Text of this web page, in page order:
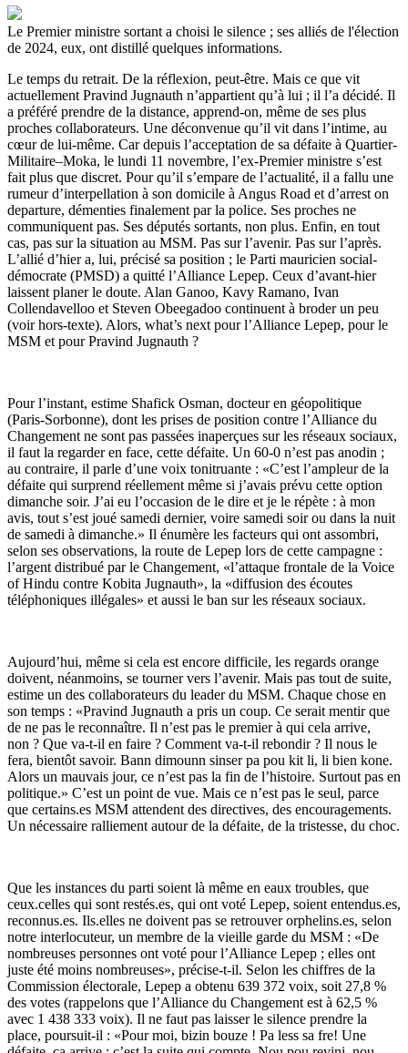
Le Premier ministre sortant a choisi le silence ; ses alliés de l'élection
de 2024, eux, ont distillé quelques informations.
Le temps du retrait. De la réflexion, peut-être. Mais ce que vit
actuellement Pravind Jugnauth n’appartient qu’à lui ; il l’a décidé. Il
a préféré prendre de la distance, apprend-on, même de ses plus
proches collaborateurs. Une déconvenue qu’il vit dans l’intime, au
cœur de lui-même. Car depuis l’acceptation de sa défaite à Quartier-
Militaire–Moka, le lundi 11 novembre, l’ex-Premier ministre s’est
fait plus que discret. Pour qu’il s’empare de l’actualité, il a fallu une
rumeur d’interpellation à son domicile à Angus Road et d’arrest on
departure, démenties finalement par la police. Ses proches ne
communiquent pas. Ses députés sortants, non plus. Enfin, en tout
cas, pas sur la situation au MSM. Pas sur l’avenir. Pas sur l’après.
L’allié d’hier a, lui, précisé sa position ; le Parti mauricien social-
démocrate (PMSD) a quitté l’Alliance Lepep. Ceux d’avant-hier
laissent planer le doute. Alan Ganoo, Kavy Ramano, Ivan
Collendavelloo et Steven Obeegadoo continuent à broder un peu
(voir hors-texte). Alors, what’s next pour l’Alliance Lepep, pour le
MSM et pour Pravind Jugnauth ?
Pour l’instant, estime Shafick Osman, docteur en géopolitique
(Paris-Sorbonne), dont les prises de position contre l’Alliance du
Changement ne sont pas passées inaperçues sur les réseaux sociaux,
il faut la regarder en face, cette défaite. Un 60-0 n’est pas anodin ;
au contraire, il parle d’une voix tonitruante : «C’est l’ampleur de la
défaite qui surprend réellement même si j’avais prévu cette option
dimanche soir. J’ai eu l’occasion de le dire et je le répète : à mon
avis, tout s’est joué samedi dernier, voire samedi soir ou dans la nuit
de samedi à dimanche.» Il énumère les facteurs qui ont assombri,
selon ses observations, la route de Lepep lors de cette campagne :
l’argent distribué par le Changement, «l’attaque frontale de la Voice
of Hindu contre Kobita Jugnauth», la «diffusion des écoutes
téléphoniques illégales» et aussi le ban sur les réseaux sociaux.
Aujourd’hui, même si cela est encore difficile, les regards orange
doivent, néanmoins, se tourner vers l’avenir. Mais pas tout de suite,
estime un des collaborateurs du leader du MSM. Chaque chose en
son temps : «Pravind Jugnauth a pris un coup. Ce serait mentir que
de ne pas le reconnaître. Il n’est pas le premier à qui cela arrive,
non ? Que va-t-il en faire ? Comment va-t-il rebondir ? Il nous le
fera, bientôt savoir. Bann dimounn sinser pa pou kit li, li bien kone.
Alors un mauvais jour, ce n’est pas la fin de l’histoire. Surtout pas en
politique.» C’est un point de vue. Mais ce n’est pas le seul, parce
que certains.es MSM attendent des directives, des encouragements.
Un nécessaire ralliement autour de la défaite, de la tristesse, du choc.
Que les instances du parti soient là même en eaux troubles, que
ceux.celles qui sont restés.es, qui ont voté Lepep, soient entendus.es,
reconnus.es. Ils.elles ne doivent pas se retrouver orphelins.es, selon
notre interlocuteur, un membre de la vieille garde du MSM : «De
nombreuses personnes ont voté pour l’Alliance Lepep ; elles ont
juste été moins nombreuses», précise-t-il. Selon les chiffres de la
Commission électorale, Lepep a obtenu 639 372 voix, soit 27,8 %
des votes (rappelons que l’Alliance du Changement est à 62,5 %
avec 1 438 333 voix). Il ne faut pas laisser le silence prendre la
place, poursuit-il : «Pour moi, bizin bouze ! Pa less sa fre! Une